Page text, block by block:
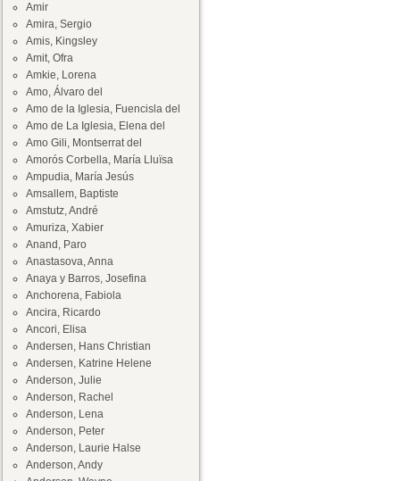
Amir
Amira, Sergio
Amis, Kingsley
Amit, Ofra
Amkie, Lorena
Amo, Álvaro del
Amo de la Iglesia, Fuencisla del
Amo de La Iglesia, Elena del
Amo Gili, Montserrat del
Amorós Corbella, María Lluïsa
Ampudia, María Jesús
Amsallem, Baptiste
Amstutz, André
Amuriza, Xabier
Anand, Paro
Anastasova, Anna
Anaya y Barros, Josefina
Anchorena, Fabiola
Ancira, Ricardo
Ancori, Elisa
Andersen, Hans Christian
Andersen, Katrine Helene
Anderson, Julie
Anderson, Rachel
Anderson, Lena
Anderson, Peter
Anderson, Laurie Halse
Anderson, Andy